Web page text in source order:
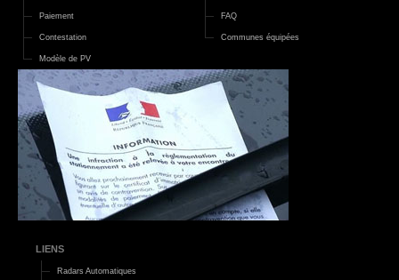
Paiement
Contestation
Modèle de PV
FAQ
Communes équipées
LIENS
Radars Automatiques